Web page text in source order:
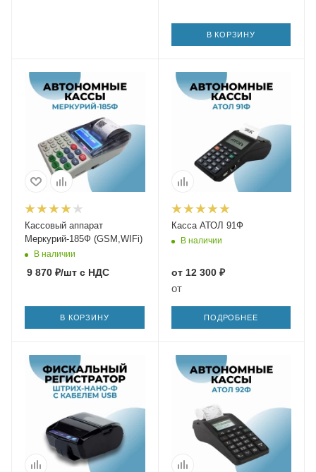
В КОРЗИНУ
Кассовый аппарат
Меркурий-185Ф (GSM,WIFi)
В наличии
9 870 ₽/шт с НДС
В КОРЗИНУ
Касса АТОЛ 91Ф
В наличии
от 12 300 ₽
от
ПОДРОБНЕЕ